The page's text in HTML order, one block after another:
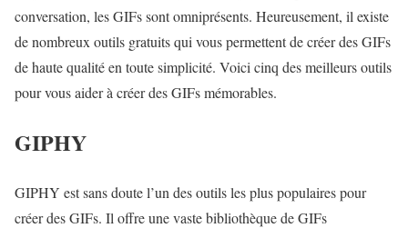
conversation, les GIFs sont omniprésents. Heureusement, il existe
de nombreux outils gratuits qui vous permettent de créer des GIFs
de haute qualité en toute simplicité. Voici cinq des meilleurs outils
pour vous aider à créer des GIFs mémorables.
GIPHY
GIPHY est sans doute l’un des outils les plus populaires pour
créer des GIFs. Il offre une vaste bibliothèque de GIFs